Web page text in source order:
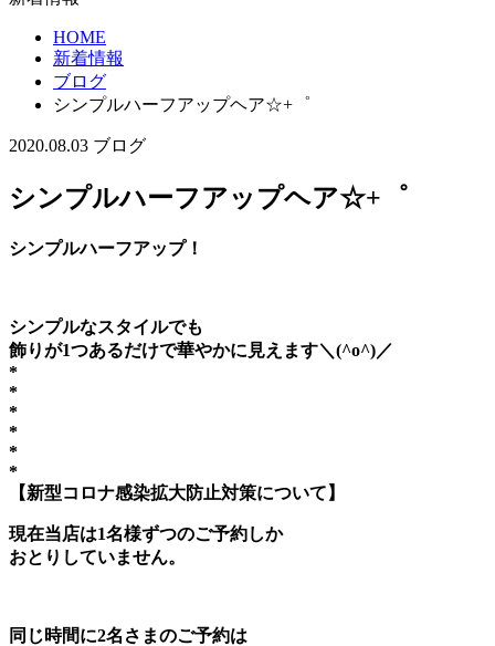
HOME
新着情報
ブログ
シンプルハーフアップヘア☆+゜
2020.08.03 ブログ
シンプルハーフアップヘア☆+゜
シンプルハーフアップ！
シンプルなスタイルでも
飾りが1つあるだけで華やかに見えます＼(^o^)／
*
*
*
*
*
*
【新型コロナ感染拡大防止対策について】
現在当店は1名様ずつのご予約しか
おとりしていません。
同じ時間に2名さまのご予約は